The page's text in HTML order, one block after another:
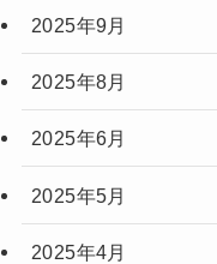
2025年9月
2025年8月
2025年6月
2025年5月
2025年4月